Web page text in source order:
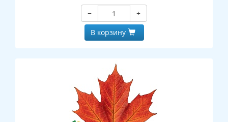
−
+
В корзину